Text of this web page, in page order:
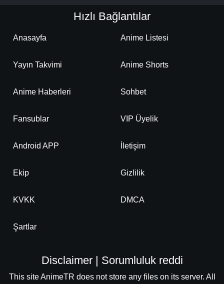
Hızlı Bağlantılar
Anasayfa Anime Listesi
Yayın Takvimi Anime Shorts
Anime Haberleri Sohbet
Fansublar VIP Üyelik
Android APP İletişim
Ekip Gizlilik
KVKK DMCA
Şartlar
Disclaimer | Sorumluluk reddi
This site AnimeTR does not store any files on its server. All